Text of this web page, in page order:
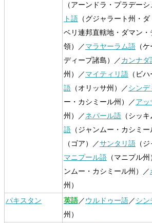
（アーンドラ・プラデー
ト語 （グジャラート州・
ベリ連邦直轄地・ダマン
領）／マラヤーラム語 （
ディープ諸島）／カンナダ
州）／マイティリ語 （ビ
語 （オリッサ州）／シンデ
ー・カシミール州）／アッ
州）／ネパール語 （シッ
語 （ジャンムー・カシミ
（ゴア）／サンタリ語 （
マニプール語 （マニプル
ンムー・カシミール州）／
州）
パキスタン
英語／ウルドゥー語／シン
州）